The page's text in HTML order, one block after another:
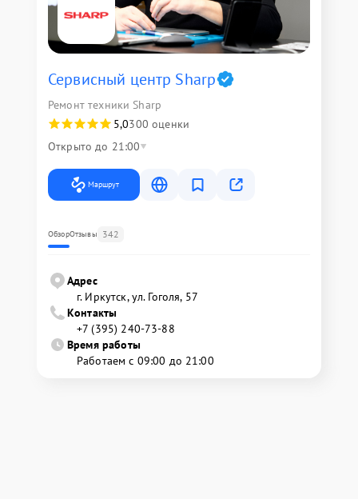
Сервисный центр Sharp
Ремонт техники Sharp
5,0300 оценки
Открыто до 21:00
Маршрут
ОбзорОтзывы 342
Адрес
г. Иркутск, ул. ​Гоголя, 57
Контакты
+7 (395) 240-73-88
Время работы
Работаем с 09:00 до 21:00